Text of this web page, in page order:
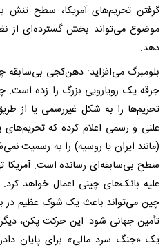
گرفتن تحریم‌های آمریکا، سطح تنش
موضوع می‌تواند بخش گسترده‌ای از
دهد.
بلومبرگ می‌افزاید: دهن‌کجی بی‌سابقه
جرقه یک رویارویی بزرگ را زده
تحریم‌ها را به شکل غیررسمی یا از
علنی و رسمی اعلام کرده که تحریم‌های
(مانند ایران یا روسیه) را به رسمیت
سطح بی‌سابقه‌ای رسانده است. آمریکا
علیه بانک‌های چینی اعمال خواهد
چین می‌تواند باعث یک شوک عظیم در
تأمین جهانی شود. این حرکت پکن،
یک «جنگ سرد مالی» برای پایان